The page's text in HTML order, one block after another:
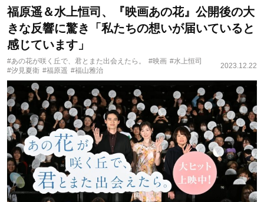
福原遥＆水上恒司、『映画あの花』公開後の大
きな反響に驚き「私たちの想いが届いていると
感じています」
#あの花が咲く丘で、君とまた出会えたら。 #映画 #水上恒司
#汐見夏衛 #福原遥 #福山雅治
2023.12.22